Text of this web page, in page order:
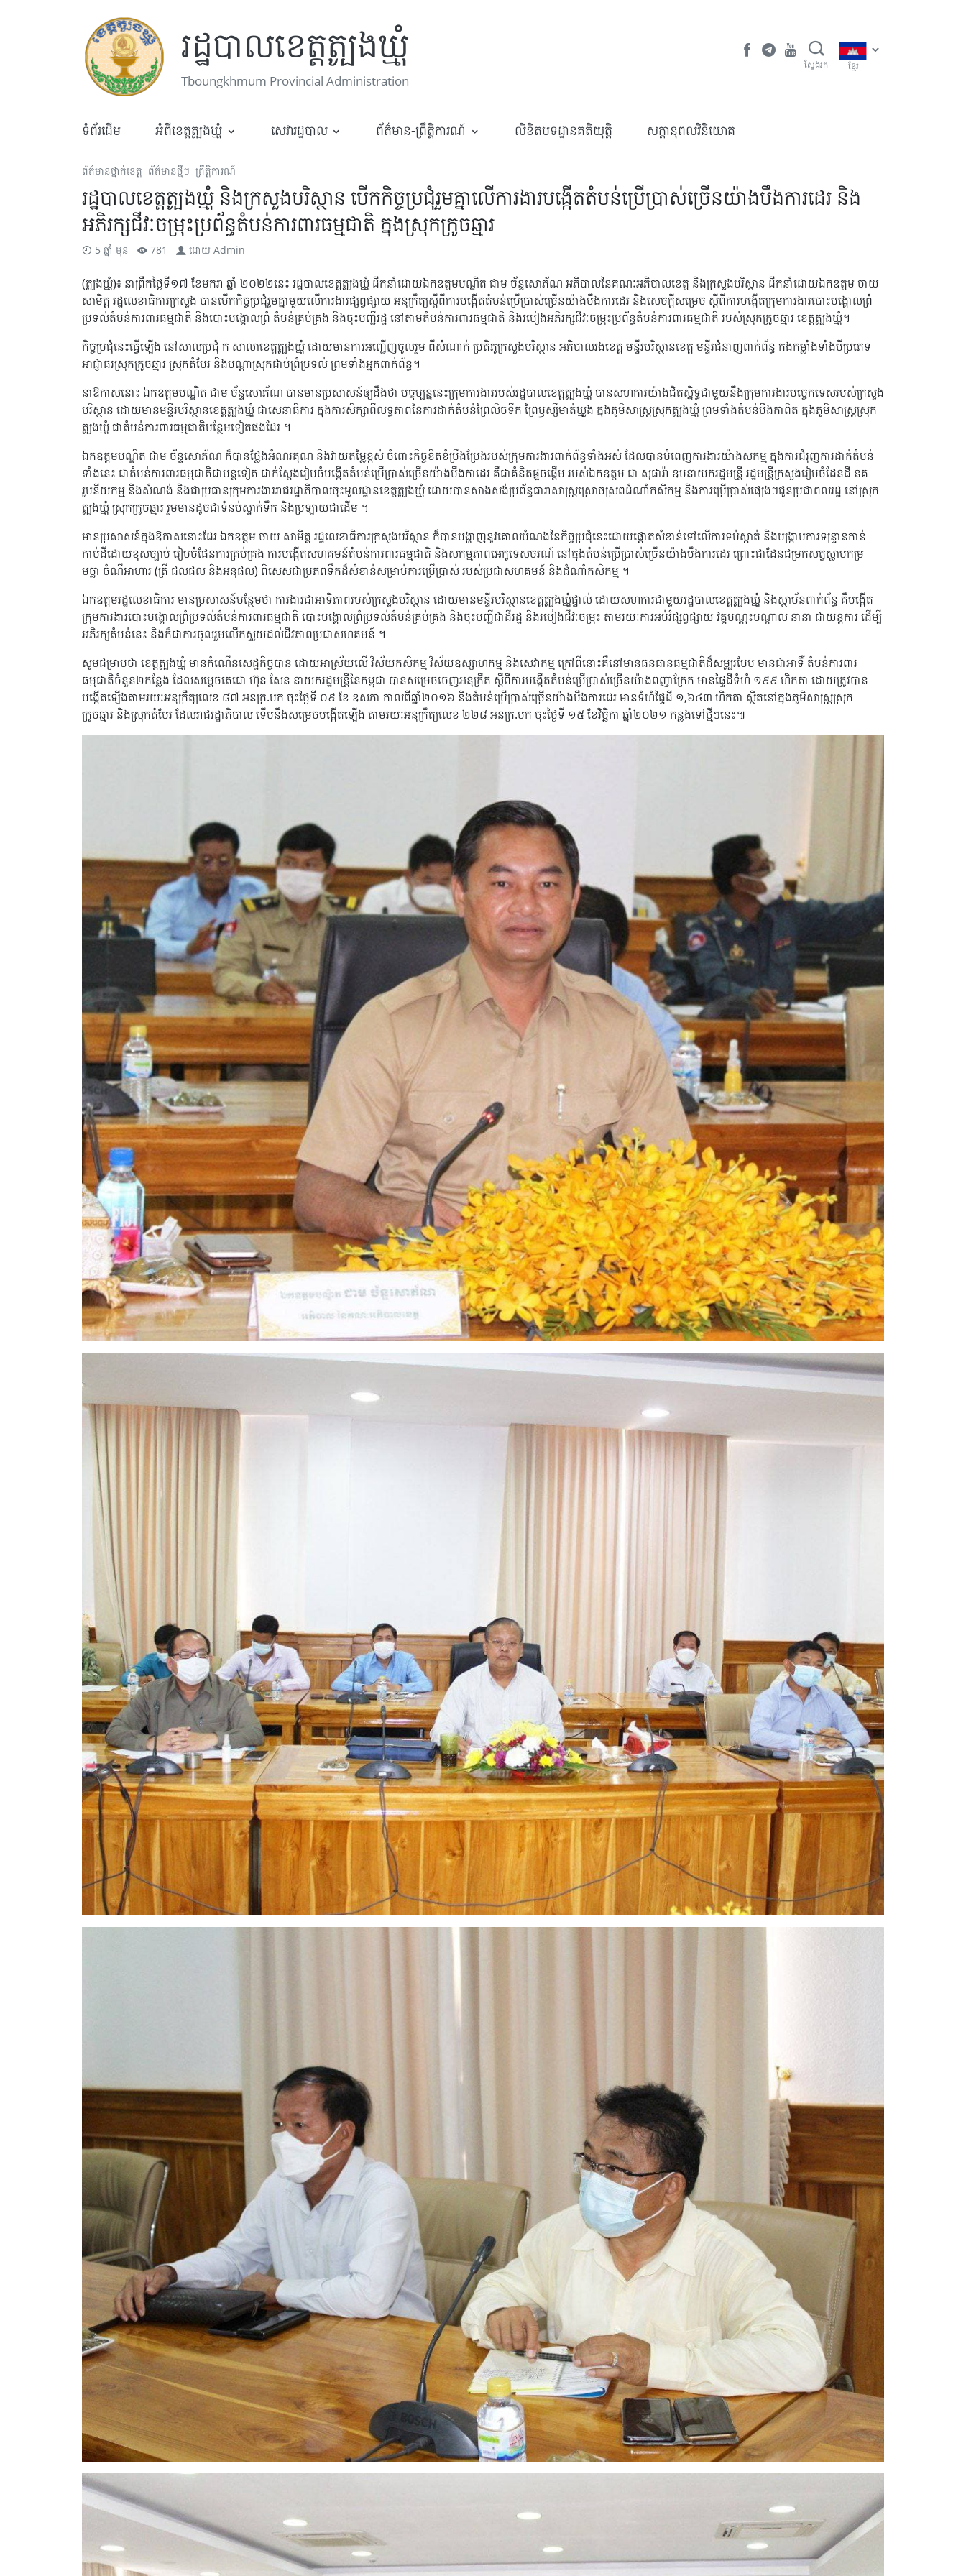
រដ្ឋបាលខេត្តត្បូងឃ្មុំ
Tboungkhmum Provincial Administration
ស្វែងរក ខ្មែរ
ទំព័រដើម អំពីខេត្តត្បូងឃ្មុំ សេវារដ្ឋបាល ព័ត៌មាន-ព្រឹត្តិការណ៍ លិខិតបទដ្ឋានគតិយុត្តិ ​សក្តានុពលវិនិយោគ
ព័ត៌មានថ្នាក់ខេត្ត ព័ត៌មានថ្មីៗ ព្រឹត្តិការណ៍
រដ្ឋបាលខេត្តត្បូងឃ្មុំ និងក្រសួងបរិស្ថាន បើកកិច្ចប្រជុំរួមគ្នាលើការងារបង្កើតតំបន់ប្រើប្រាស់ច្រើនយ៉ាងបឹងការដេរ និង
អភិរក្សជីវៈចម្រុះប្រព័ន្ធតំបន់ការពារធម្មជាតិ ក្នុងស្រុកក្រូចឆ្មារ
5 ឆ្នាំ មុន 781 ដោយ Admin
(ត្បូងឃ្មុំ)៖ នាព្រឹកថ្ងៃទី១៧ ខែមករា ឆ្នាំ ២០២២នេះ រដ្ឋបាលខេត្តត្បូងឃ្មុំ ដឹកនាំដោយឯកឧត្តមបណ្ឌិត ជាម ច័ន្ទសោភ័ណ អភិបាលនៃគណៈអភិបាលខេត្ត និងក្រសួងបរិស្ថាន ដឹកនាំដោយឯកឧត្តម ចាយ
សាមិត្ត រដ្ឋលេខាធិការក្រសួង បានបើកកិច្ចប្រជុំរួមគ្នាមួយលើការងារផ្សព្វផ្សាយ អនុក្រឹត្យស្ដីពីការបង្កើតតំបន់ប្រើប្រាស់ច្រើនយ៉ាងបឹងការដេរ និងសេចក្តីសម្រេច ស្តីពីការបង្កើតក្រុមការងារបោះបង្គោលព្រំ
ប្រទល់តំបន់ការពារធម្មជាតិ និងបោះបង្គោលព្រំ តំបន់គ្រប់គ្រង និងចុះបញ្ជីរដ្ឋ នៅតាមតំបន់ការពារធម្មជាតិ និងរបៀងអភិរក្សជីវៈចម្រុះប្រព័ន្ធតំបន់ការពារធម្មជាតិ របស់ស្រុកក្រូចឆ្មារ ខេត្តត្បូងឃ្មុំ។
កិច្ចប្រជុំនេះធ្វើឡើង នៅសាលប្រជុំ ក សាលាខេត្តត្បូងឃ្មុំ ដោយមានការអញ្ជើញចូលរួម ពីសំណាក់ ប្រតិភូក្រសួងបរិស្ថាន អភិបាលរងខេត្ត មន្ទីរបរិស្ថានខេត្ត មន្ទីរជំនាញពាក់ព័ន្ធ កងកម្លាំងទាំងបីប្រភេទ
អាជ្ញាធរស្រុកក្រូចឆ្មារ ស្រុកតំបែរ និងបណ្តាស្រុកជាប់ព្រំប្រទល់ ព្រមទាំងអ្នកពាក់ព័ន្ធ។
នាឱកាសនោះ ឯកឧត្តមបណ្ឌិត ជាម ច័ន្ទសោភ័ណ បានមានប្រសាសន៍ឲ្យដឹងថា បច្ចុប្បន្ននេះក្រុមការងាររបស់រដ្ឋបាលខេត្តត្បូងឃ្មុំ បានសហការយ៉ាងជិតស្និទ្ធជាមួយនឹងក្រុមការងារបច្ចេកទេសរបស់ក្រសួង
បរិស្ថាន ដោយមានមន្ទីរបរិស្ថានខេត្តត្បូងឃ្មុំ ជាសេនាធិការ ក្នុងការសិក្សាពីលទ្ធភាពនៃការដាក់តំបន់ព្រៃលិចទឹក ព្រៃឫស្សីមាត់ឃ្មួង ក្នុងភូមិសាស្ត្រស្រុកត្បូងឃ្មុំ ព្រមទាំងតំបន់បឹងកាពិត ក្នុងភូមិសាស្ត្រស្រុក
ត្បូងឃ្មុំ ជាតំបន់ការពារធម្មជាតិបន្ថែមទៀតផងដែរ ។
ឯកឧត្តមបណ្ឌិត ជាម ច័ន្ទសោភ័ណ ក៏បានថ្លែងអំណរគុណ និងវាយតម្លៃខ្ពស់ ចំពោះកិច្ចខិតខំប្រឹងប្រែងរបស់ក្រុមការងារពាក់ព័ន្ធទាំងអស់ ដែលបានបំពេញការងារយ៉ាងសកម្ម ក្នុងការជំរុញការដាក់តំបន់
ទាំងនេះ ជាតំបន់ការពារធម្មជាតិជាបន្តទៀត ជាក់ស្ដែងរៀបចំបង្កើតតំបន់ប្រើប្រាស់ច្រើនយ៉ាងបឹងកាដេរ គឺជាគំនិតផ្ដួចផ្ដើម របស់ឯកឧត្តម ជា សុផារ៉ា ឧបនាយករដ្ឋមន្ត្រី រដ្ឋមន្ត្រីក្រសួងរៀបចំដែនដី នគ
រូបនីយកម្ម និងសំណង់ និងជាប្រធានក្រុមការងាររាជរដ្ឋាភិបាលចុះមូលដ្ឋានខេត្តត្បូងឃ្មុំ ដោយបានសាងសង់ប្រព័ន្ធធារាសាស្រ្តស្រោចស្រពដំណាំកសិកម្ម និងការប្រើប្រាស់ផ្សេងៗជូនប្រជាពលរដ្ឋ នៅស្រុក
ត្បូងឃ្មុំ ស្រុកក្រូចឆ្មារ រួមមានដូចជាទំនប់ស្ទាក់ទឹក និងប្រឡាយជាដើម ។
មានប្រសាសន៍ក្នុងឱកាសនោះដែរ ឯកឧត្តម ចាយ សាមិត្ត រដ្ឋលេខាធិការក្រសួងបរិស្ថាន ក៏បានបង្ហាញនូវគោលបំណងនៃកិច្ចប្រជុំនេះដោយផ្តោតសំខាន់ទៅលើការទប់ស្កាត់ និងបង្រ្កាបការទន្រ្ទានកាន់
កាប់ដីដោយខុសច្បាប់ រៀបចំផែនការគ្រប់គ្រង ការបង្កើតសហគមន៍តំបន់ការពារធម្មជាតិ និងសកម្មភាពអេកូទេសចរណ៍ នៅក្នុងតំបន់ប្រើប្រាស់ច្រើនយ៉ាងបឹងការដេរ ព្រោះជាដែនជម្រកសត្វស្លាបកម្រ
មច្ឆា ចំណីអាហារ (ត្រី ជលផល និងអនុផល) ពិសេសជាប្រភពទឹកដ៏សំខាន់សម្រាប់ការប្រើប្រាស់ របស់ប្រជាសហគមន៍ និងដំណាំកសិកម្ម ។
ឯកឧត្តមរដ្ឋលេខាធិការ មានប្រសាសន៍បន្ថែមថា ការងារជាអាទិភាពរបស់ក្រសួងបរិស្ថាន ដោយមានមន្ទីរបរិស្ថានខេត្តត្បូងឃ្មុំផ្ទាល់ ដោយសហការជាមួយរដ្ឋបាលខេត្តត្បូងឃ្មុំ និងស្ថាប័នពាក់ព័ន្ធ គឺបង្កើត
ក្រុមការងារបោះបង្គោលព្រំប្រទល់តំបន់ការពារធម្មជាតិ បោះបង្គោលព្រំប្រទល់តំបន់គ្រប់គ្រង និងចុះបញ្ជីជាដីរដ្ឋ និងរបៀងជីវៈចម្រុះ តាមរយៈការអប់រំផ្សព្វផ្សាយ វគ្គបណ្ដុះបណ្ដាល នានា ជាយន្តការ ដើម្បី
អភិរក្សតំបន់នេះ និងក៏ជាការចូលរួមលើកស្ទួយដល់ជីវភាពប្រជាសហគមន៍ ។
សូមជម្រាបថា ខេត្តត្បូងឃ្មុំ មានកំណើនសេដ្ឋកិច្ចបាន ដោយអាស្រ័យលើ វិស័យកសិកម្ម វិស័យឧស្សាហកម្ម និងសេវាកម្ម ក្រៅពីនោះគឺនៅមានធនធានធម្មជាតិដ៏សម្បូរបែប មានជាអាទិ៍ តំបន់ការពារ
ធម្មជាតិចំនួន២កន្លែង ដែលសម្តេចតេជោ ហ៊ុន សែន នាយករដ្ឋមន្ត្រីនៃកម្ពុជា បានសម្រេចចេញអនុក្រឹត ស្តីពីការបង្កើតតំបន់ប្រើប្រាស់ច្រើនយ៉ាងពញាក្រែក មានផ្ទៃដីទំហំ ១៩៩ ហិកតា ដោយត្រូវបាន
បង្កើតឡើងតាមរយៈអនុក្រឹត្យលេខ ៨៧ អនក្រ.បក ចុះថ្ងៃទី ០៩ ខែ ឧសភា កាលពីឆ្នាំ២០១៦ និងតំបន់ប្រើប្រាស់ច្រើនយ៉ាងបឹងការដេរ មានទំហំផ្ទៃដី ១,៦៤៣ ហិកតា ស្ថិតនៅក្នុងភូមិសាស្ត្រស្រុក
ក្រូចឆ្មារ និងស្រុកតំបែរ ដែលរាជរដ្ឋាភិបាល ទើបនឹងសម្រេចបង្កើតឡើង តាមរយៈអនុក្រឹត្យលេខ ២២៨ អនក្រ.បក ចុះថ្ងៃទី ១៥ ខែវិច្ឆិកា ឆ្នាំ២០២១ កន្លងទៅថ្មីៗនេះ៕